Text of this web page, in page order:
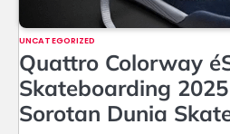
UNCATEGORIZED
Quattro Colorway
Skateboarding
Sorotan Dunia